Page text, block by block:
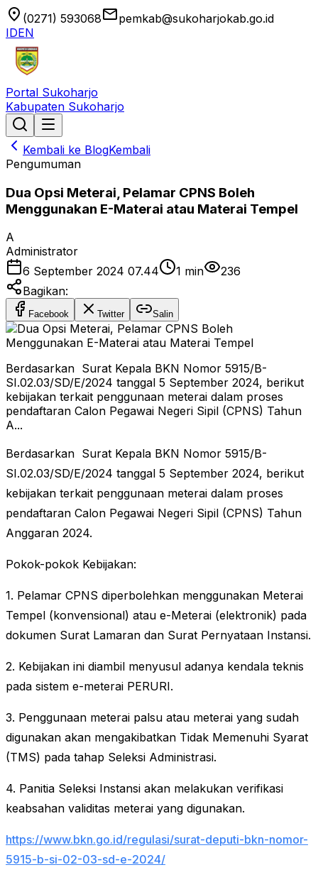
location_on (0271) 593068emailpemkab@sukoharjokab.go.id
IDEN
Portal Sukoharjo
Kabupaten Sukoharjo
Kembali ke BlogKembali
Pengumuman
Dua Opsi Meterai, Pelamar CPNS Boleh
Menggunakan E-Materai atau Materai Tempel
A
Administrator
6 September 2024 07.44
1 min
236
Bagikan:
Facebook Twitter Salin
Berdasarkan Surat Kepala BKN Nomor 5915/B-
SI.02.03/SD/E/2024 tanggal 5 September 2024, berikut
kebijakan terkait penggunaan meterai dalam proses
pendaftaran Calon Pegawai Negeri Sipil (CPNS) Tahun
A...
Berdasarkan Surat Kepala BKN Nomor 5915/B-
SI.02.03/SD/E/2024 tanggal 5 September 2024, berikut
kebijakan terkait penggunaan meterai dalam proses
pendaftaran Calon Pegawai Negeri Sipil (CPNS) Tahun
Anggaran 2024.
Pokok-pokok Kebijakan:
1. Pelamar CPNS diperbolehkan menggunakan Meterai
Tempel (konvensional) atau e-Meterai (elektronik) pada
dokumen Surat Lamaran dan Surat Pernyataan Instansi.
2. Kebijakan ini diambil menyusul adanya kendala teknis
pada sistem e-meterai PERURI.
3. Penggunaan meterai palsu atau meterai yang sudah
digunakan akan mengakibatkan Tidak Memenuhi Syarat
(TMS) pada tahap Seleksi Administrasi.
4. Panitia Seleksi Instansi akan melakukan verifikasi
keabsahan validitas meterai yang digunakan.
https://www.bkn.go.id/regulasi/surat-deputi-bkn-nomor-
5915-b-si-02-03-sd-e-2024/